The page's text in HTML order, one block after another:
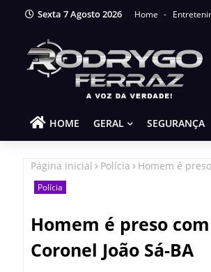
Sexta 7 Agosto 2026 Home
HOME GERAL SEGURANÇA
Página inicial Polícia Homem é
Polícia
Homem é preso
Coronel João Sá-BA